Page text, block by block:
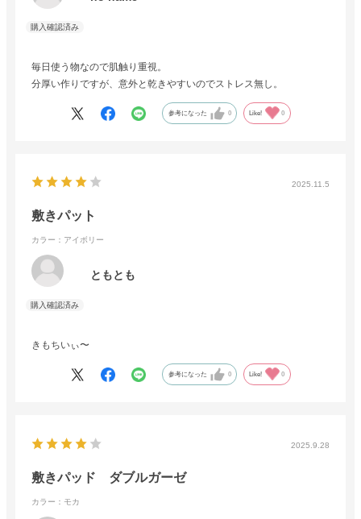
毎日使う物なので肌触り重視。
分厚い作りですが、意外と乾きやすいのでストレス無し。
参考になった 0 Like! 0
2025.11.5
敷きパット
カラー：アイボリー
ともとも
きもちいぃ〜
参考になった 0 Like! 0
2025.9.28
敷きパッド ダブルガーゼ
カラー：モカ